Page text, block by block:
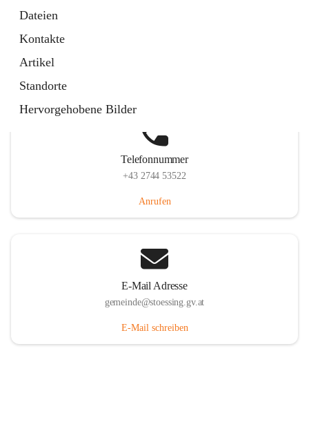
Dateien
Kontakte
Artikel
Standorte
Hervorgehobene Bilder
Telefonnummer
+43 2744 53522
Anrufen
E-Mail Adresse
gemeinde@stoessing.gv.at
E-Mail schreiben